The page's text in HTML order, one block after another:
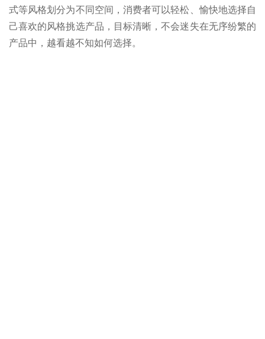
式等风格划分为不同空间，消费者可以轻松、愉快地选择自
己喜欢的风格挑选产品，目标清晰，不会迷失在无序纷繁的
产品中，越看越不知如何选择。